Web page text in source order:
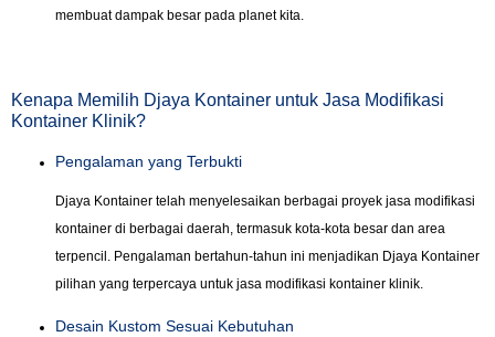
membuat dampak besar pada planet kita.
Kenapa Memilih Djaya Kontainer untuk Jasa Modifikasi
Kontainer Klinik?
Pengalaman yang Terbukti
Djaya Kontainer telah menyelesaikan berbagai proyek jasa modifikasi
kontainer di berbagai daerah, termasuk kota-kota besar dan area
terpencil. Pengalaman bertahun-tahun ini menjadikan Djaya Kontainer
pilihan yang terpercaya untuk jasa modifikasi kontainer klinik.
Desain Kustom Sesuai Kebutuhan